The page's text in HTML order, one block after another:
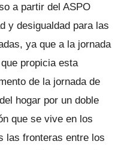
a partir del ASPO
y desigualdad para las
ya que a la jornada
propicia esta
de la jornada de
hogar por un doble
que se vive en los
las fronteras entre los